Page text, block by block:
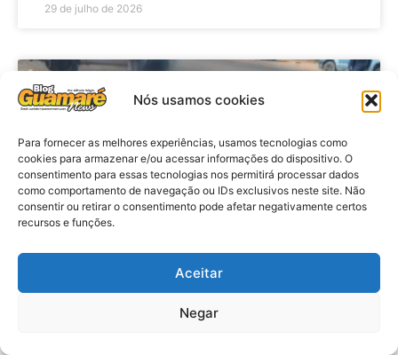
Nós usamos cookies
Para fornecer as melhores experiências, usamos tecnologias como
cookies para armazenar e/ou acessar informações do dispositivo. O
consentimento para essas tecnologias nos permitirá processar dados
como comportamento de navegação ou IDs exclusivos neste site. Não
consentir ou retirar o consentimento pode afetar negativamente certos
recursos e funções.
Aceitar
Negar
29 de julho de 2026
Acidente: A caminho do trabalho
professora se envolve em